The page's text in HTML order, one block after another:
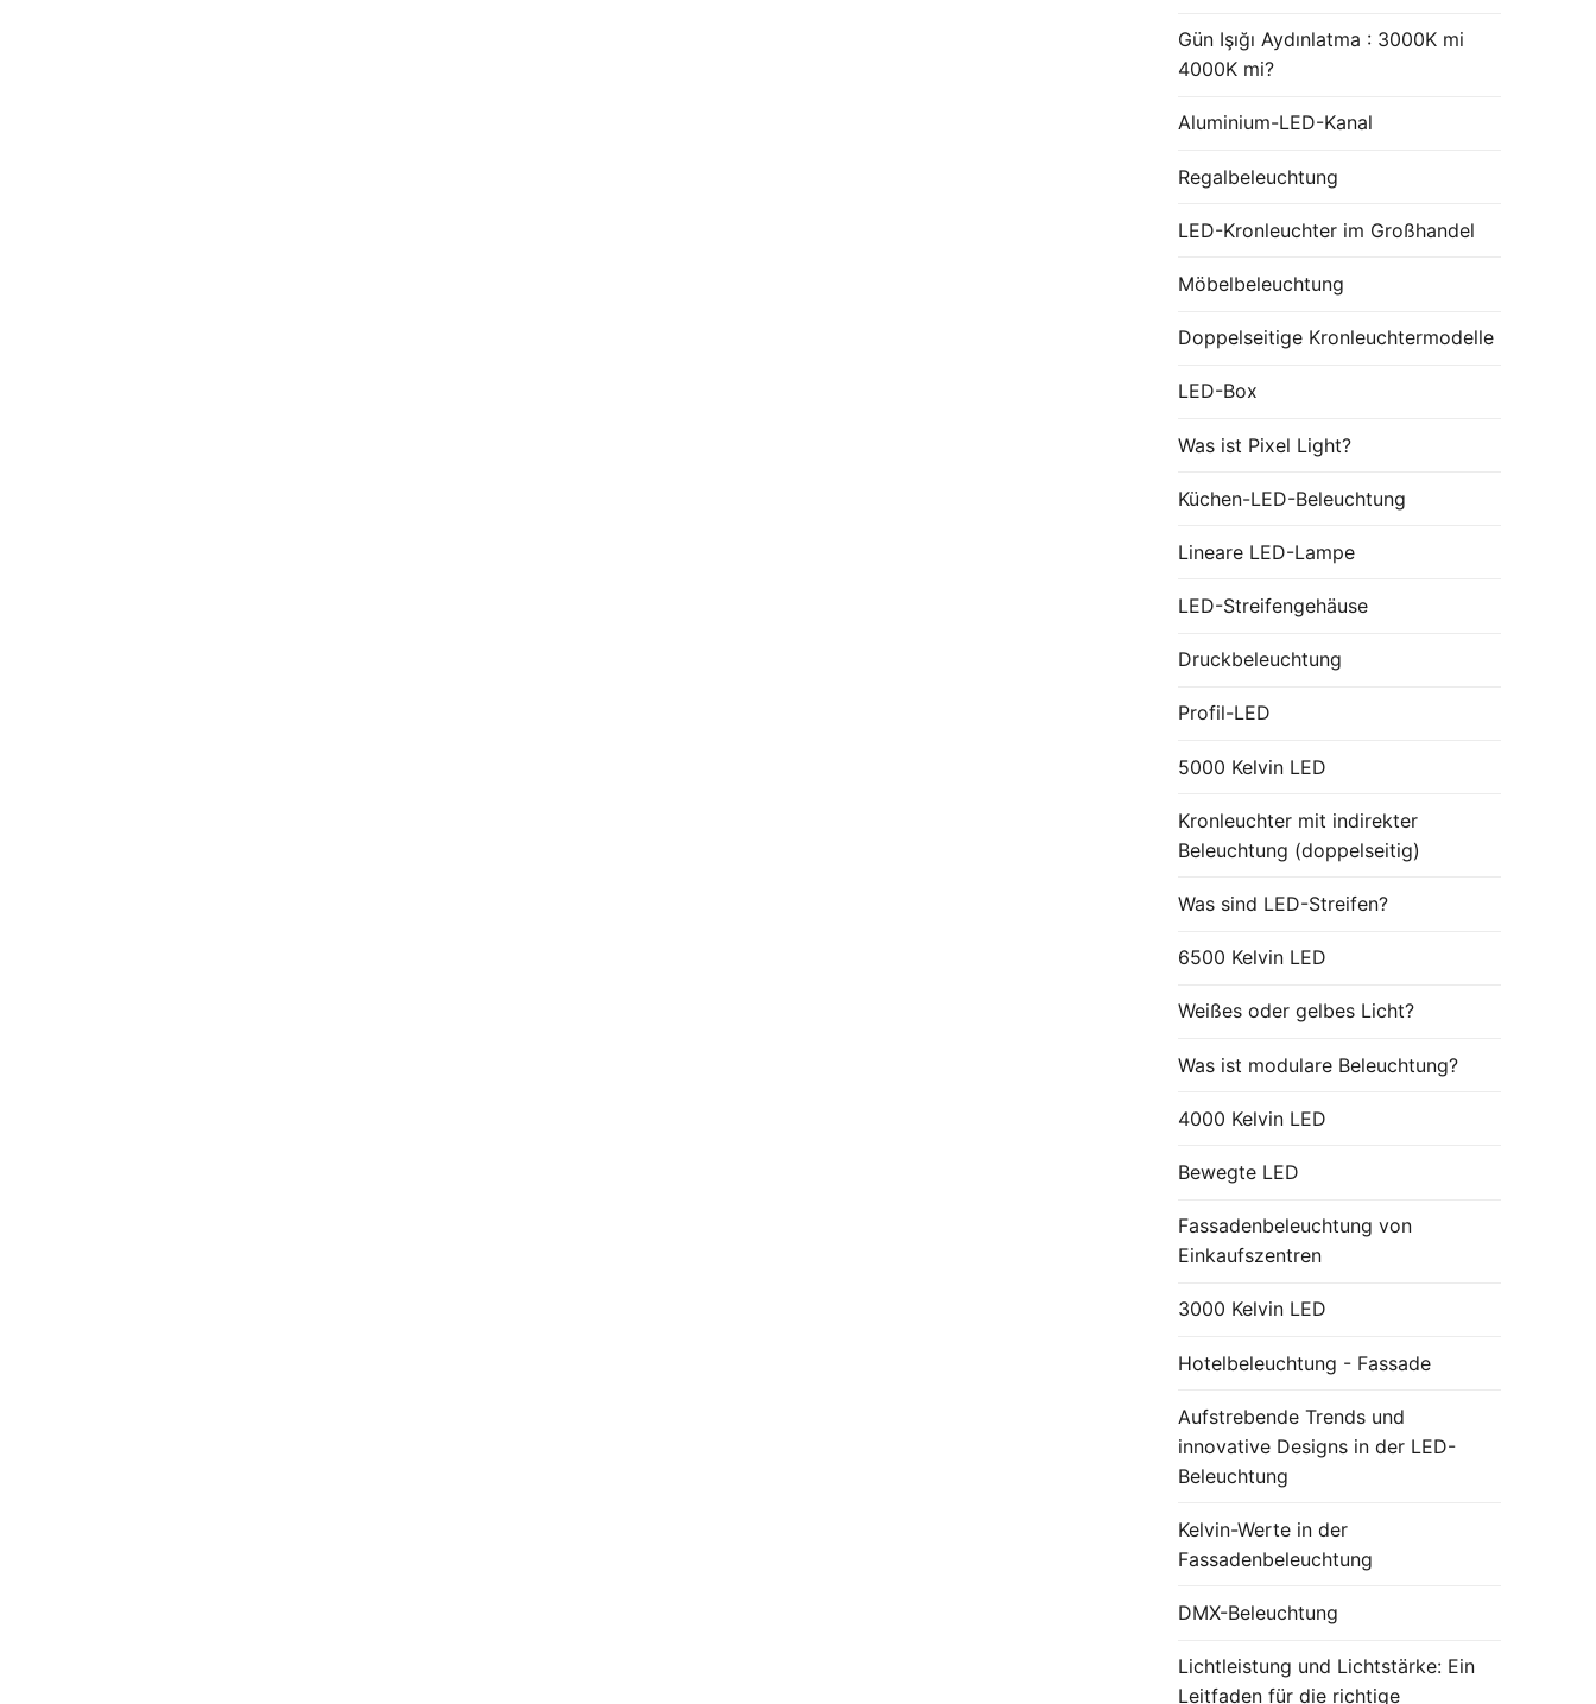
Gün Işığı Aydınlatma : 3000K mi
4000K mi?
Aluminium-LED-Kanal
Regalbeleuchtung
LED-Kronleuchter im Großhandel
Möbelbeleuchtung
Doppelseitige Kronleuchtermodelle
LED-Box
Was ist Pixel Light?
Küchen-LED-Beleuchtung
Lineare LED-Lampe
LED-Streifengehäuse
Druckbeleuchtung
Profil-LED
5000 Kelvin LED
Kronleuchter mit indirekter
Beleuchtung (doppelseitig)
Was sind LED-Streifen?
6500 Kelvin LED
Weißes oder gelbes Licht?
Was ist modulare Beleuchtung?
4000 Kelvin LED
Bewegte LED
Fassadenbeleuchtung von
Einkaufszentren
3000 Kelvin LED
Hotelbeleuchtung - Fassade
Aufstrebende Trends und
innovative Designs in der LED-
Beleuchtung
Kelvin-Werte in der
Fassadenbeleuchtung
DMX-Beleuchtung
Lichtleistung und Lichtstärke: Ein
Leitfaden für die richtige